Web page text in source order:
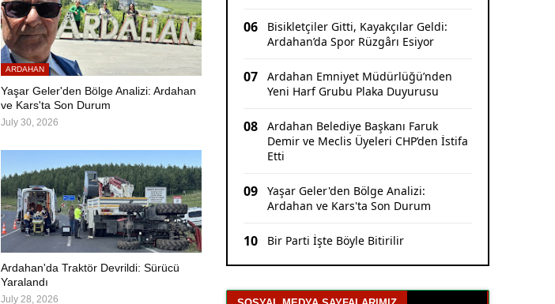
ARDAHAN
Yaşar Geler'den Bölge Analizi: Ardahan
ve Kars'ta Son Durum
July 30, 2026
Ardahan'da Traktör Devrildi: Sürücü
Yaralandı
July 28, 2026
06
Bisikletçiler Gitti, Kayakçılar Geldi:
Ardahan’da Spor Rüzgârı Esiyor
07
Ardahan Emniyet Müdürlüğü’nden
Yeni Harf Grubu Plaka Duyurusu
08
Ardahan Belediye Başkanı Faruk
Demir ve Meclis Üyeleri CHP’den İstifa
Etti
09
Yaşar Geler'den Bölge Analizi:
Ardahan ve Kars'ta Son Durum
10 Bir Parti İşte Böyle Bitirilir